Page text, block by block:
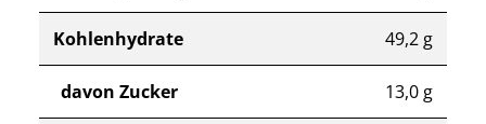
Kohlenhydrate 49,2 g
davon Zucker 13,0 g